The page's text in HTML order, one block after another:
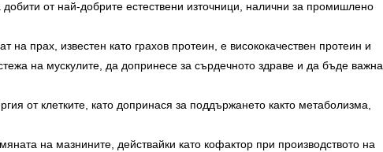
от най-добрите естествени източници, налични за промишлено
на прах, известен като грахов протеин, е висококачествен протеин и
на мускулите, да допринесе за сърдечното здраве и да бъде важна
от клетките, като допринася за поддържането както метаболизма,
на мазнините, действайки като кофактор при производството на